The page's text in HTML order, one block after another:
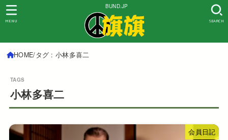
BUND.JP
SEARCH
MENU
HOME タグ : 小林多喜二
小林多喜二
会員日記